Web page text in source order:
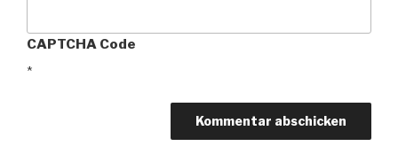
CAPTCHA Code
*